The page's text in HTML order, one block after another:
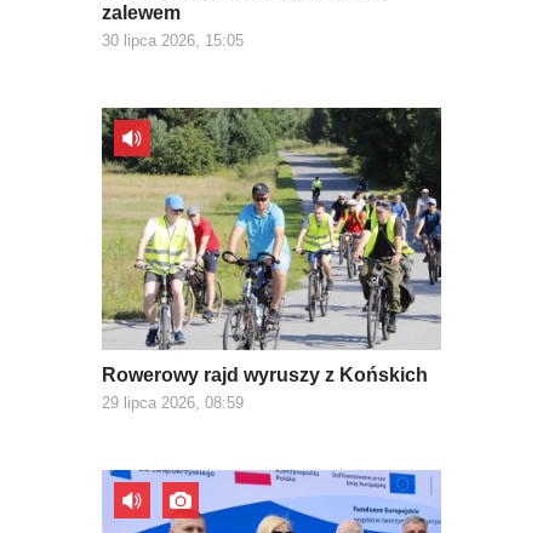
zalewem
30 lipca 2026, 15:05
Rowerowy rajd wyruszy z Końskich
29 lipca 2026, 08:59